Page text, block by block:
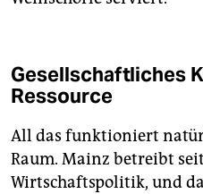
Gesellschaftliches
Ressource
All das funktioniert
Raum. Mainz betreibt
Wirtschaftspolitik, und